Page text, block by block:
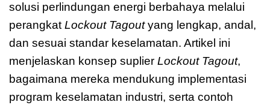
solusi perlindungan energi berbahaya melalui
perangkat Lockout Tagoutyang lengkap, andal,
dan sesuai standar keselamatan. Artikel ini
menjelaskan konsep suplier Lockout Tagout,
bagaimana mereka mendukung implementasi
program keselamatan industri, serta contoh